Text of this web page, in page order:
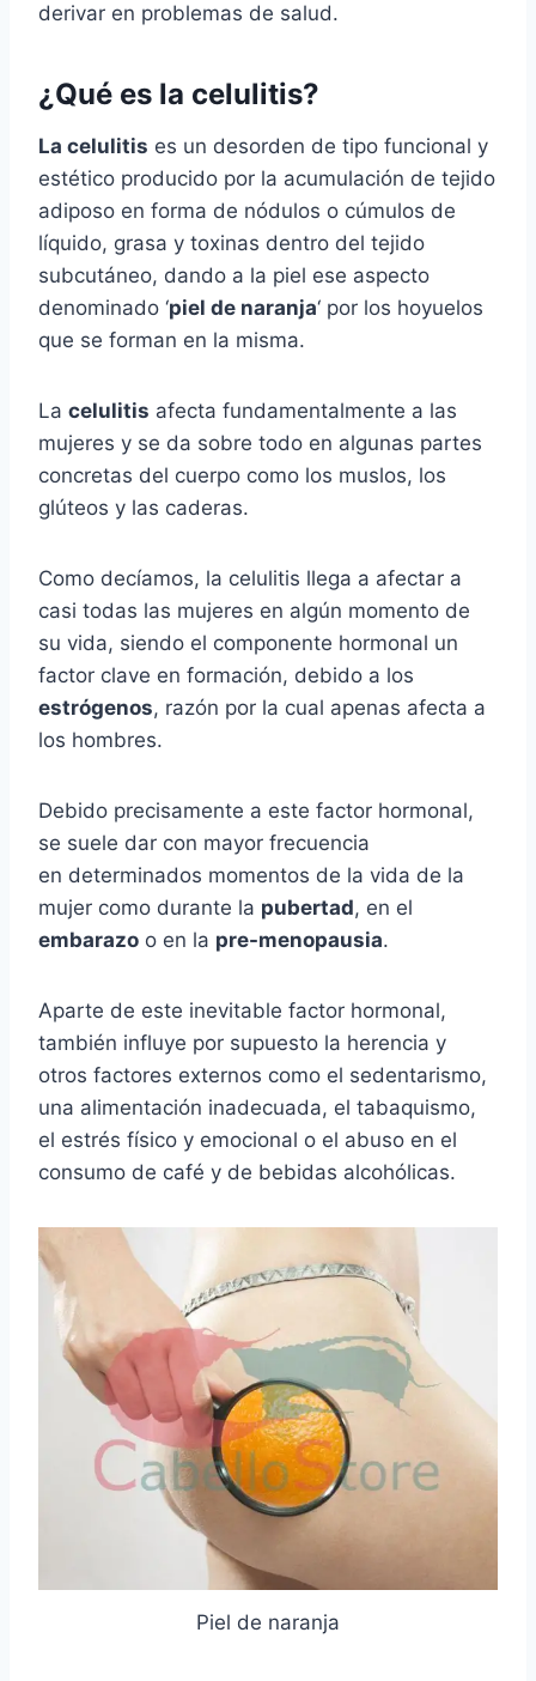
derivar en problemas de salud.
¿Qué es la celulitis?
La celulitis es un desorden de tipo funcional y
estético producido por la acumulación de tejido
adiposo en forma de nódulos o cúmulos de
líquido, grasa y toxinas dentro del tejido
subcutáneo, dando a la piel ese aspecto
denominado ‘piel de naranja‘ por los hoyuelos
que se forman en la misma.
La celulitis afecta fundamentalmente a las
mujeres y se da sobre todo en algunas partes
concretas del cuerpo como los muslos, los
glúteos y las caderas.
Como decíamos, la celulitis llega a afectar a
casi todas las mujeres en algún momento de
su vida, siendo el componente hormonal un
factor clave en formación, debido a los
estrógenos, razón por la cual apenas afecta a
los hombres.
Debido precisamente a este factor hormonal,
se suele dar con mayor frecuencia
en determinados momentos de la vida de la
mujer como durante la pubertad, en el
embarazo o en la pre-menopausia.
Aparte de este inevitable factor hormonal,
también influye por supuesto la herencia y
otros factores externos como el sedentarismo,
una alimentación inadecuada, el tabaquismo,
el estrés físico y emocional o el abuso en el
consumo de café y de bebidas alcohólicas.
Piel de naranja